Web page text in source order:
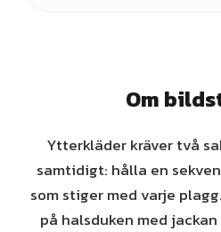
Om
Ytterkläder kräver två
samtidigt: hålla en
som stiger med varje
på halsduken med